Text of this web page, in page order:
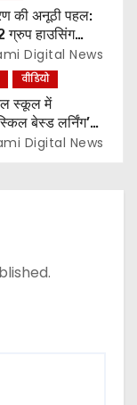
की अनूठी पहल:
हाउसिंग
संरक्षण एवं
संयोजक लायन सुरेश
Digital News
वीडियो
स्कूल में
बेस्ड लर्निंग’
आयोजित, टॉप-5
Digital News